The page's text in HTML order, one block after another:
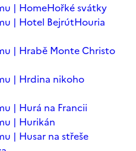
| HomeHořké svátky
| Hotel BejrútHouria
| Hrabě Monte Christo
| Hrdina nikoho
| Hurá na Francii
| Hurikán
| Husar na střeše